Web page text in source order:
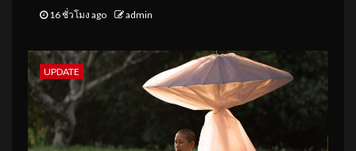
16 ชั่วโมง ago admin
UPDATE